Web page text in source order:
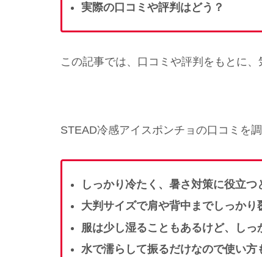
実際の口コミや評判はどう？
この記事では、口コミや評判をもとに
STEAD冷感アイスポンチョの口コミを調
しっかり冷たく、暑さ対策に役立つ
大判サイズで肩や背中までしっか
服は少し湿ることもあるけど、し
水で濡らして振るだけなので使い方